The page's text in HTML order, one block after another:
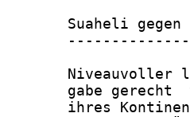
Suaheli gegen
Niveauvoller
gabe gerecht
ihres